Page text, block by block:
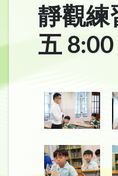
靜觀練
五